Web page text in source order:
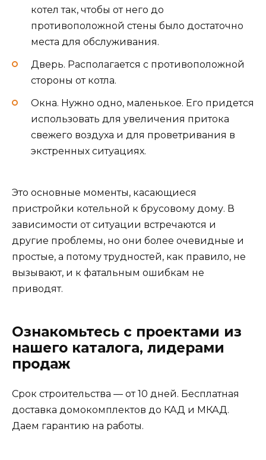
котел так, чтобы от него до
противоположной стены было достаточно
места для обслуживания.
Дверь. Располагается с противоположной
стороны от котла.
Окна. Нужно одно, маленькое. Его придется
использовать для увеличения притока
свежего воздуха и для проветривания в
экстренных ситуациях.
Это основные моменты, касающиеся
пристройки котельной к брусовому дому. В
зависимости от ситуации встречаются и
другие проблемы, но они более очевидные и
простые, а потому трудностей, как правило, не
вызывают, и к фатальным ошибкам не
приводят.
Ознакомьтесь с проектами из
нашего каталога, лидерами
продаж
Срок строительства — от 10 дней. Бесплатная
доставка домокомплектов до КАД и МКАД.
Даем гарантию на работы.